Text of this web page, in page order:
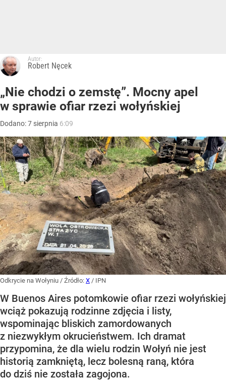
Autor:
Robert Nęcek
„Nie chodzi o zemstę”. Mocny apel
w sprawie ofiar rzezi wołyńskiej
Dodano:7 sierpnia 6:09
Odkrycie na Wołyniu / Źródło: X / IPN
W Buenos Aires potomkowie ofiar rzezi wołyńskiej
wciąż pokazują rodzinne zdjęcia i listy,
wspominając bliskich zamordowanych
z niezwykłym okrucieństwem. Ich dramat
przypomina, że dla wielu rodzin Wołyń nie jest
historią zamkniętą, lecz bolesną raną, która
do dziś nie została zagojona.